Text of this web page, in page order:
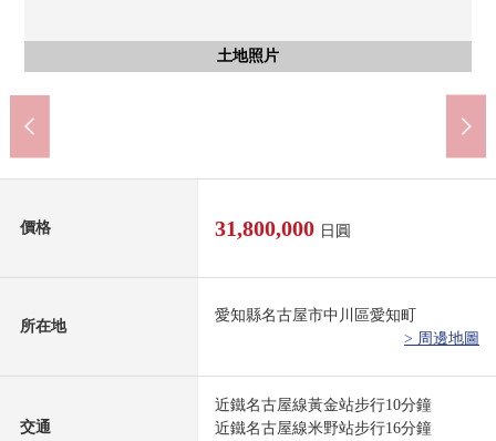
土地照片
土地照片
土地照片
含有前面道路的外觀
含有前面道路的外觀
土地照片
土地照片
愛知小學(約360m)
長良中學(約2620m)
價格 31,800,000 日圓
所在地
愛知縣名古屋市中川區愛知町
> 周邊地圖
交通
近鐵名古屋線黃金站步行10分鐘
近鐵名古屋線米野站步行16分鐘